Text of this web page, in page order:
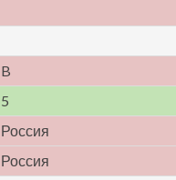
B
5
Россия
Россия